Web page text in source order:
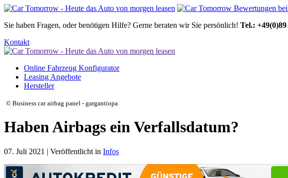
Sie haben Fragen, oder benötigen Hilfe? Gerne beraten wir Sie persönlich! Tel.:
Kontakt
Online Fahrzeug Konfigurator
Leasing Angebote
Hersteller
© Business car airbag panel - gargantiopa
Haben Airbags ein Verfallsdatum?
07. Juli 2021 | Veröffentlicht in Infos